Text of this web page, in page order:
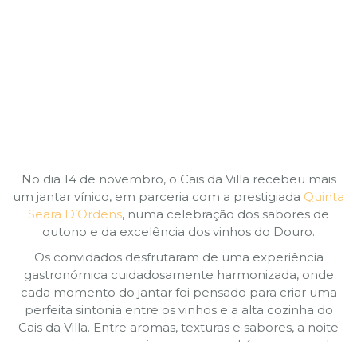
No dia 14 de novembro, o Cais da Villa recebeu mais
um jantar vínico, em parceria com a prestigiada Quinta
Seara D’Ordens, numa celebração dos sabores de
outono e da excelência dos vinhos do Douro.
Os convidados desfrutaram de uma experiência
gastronómica cuidadosamente harmonizada, onde
cada momento do jantar foi pensado para criar uma
perfeita sintonia entre os vinhos e a alta cozinha do
Cais da Villa. Entre aromas, texturas e sabores, a noite